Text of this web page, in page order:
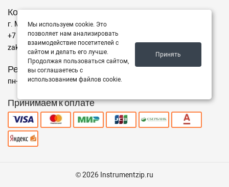
Контакты
г. Москва ул. Адрес
+7 (499) 350-94-25
zakaz@instrumentzip.ru
Режим работы
пн-пт с 9:00 до 18:00, сб 9:00 до 16:00, вс - выходной
Принимаем к оплате
© 2026 Instrumentzip.ru
Мы используем cookie. Это
позволяет нам анализировать
взаимодействие посетителей с
сайтом и делать его лучше.
Продолжая пользоваться сайтом,
вы соглашаетесь с
использованием файлов cookie.
Принять